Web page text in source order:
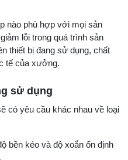
nào phù hợp với mọi sản
lỗi trong quá trình sản
thiết bị đang sử dụng, chất
tế của xưởng.
sử dụng
có yêu cầu khác nhau về loại
bền kéo và độ xoắn ổn định